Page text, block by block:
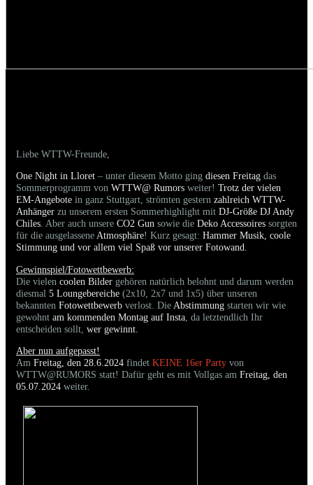
Liebe WTTW-Freunde,
One Night in Lloret – unter diesem Motto ging diesen Freitag das
Sommerprogramm von WTTW@ Rumors weiter! Trotz der vielen
EM-Angebote in ganz Stuttgart, strömten gestern zahlreich WTTW-
Anhänger zu unserem ersten Sommerhighlight mit DJ-Größe DJ Andy
Chiles. Aber auch unsere CO2 Gun sowie die Deko Accessoires sorgten
für die ausgelasseneAtmosphäre! Kurz gesagt: Hammer Musik, coole
Stimmung und vor allem viel Spaß vor unserer Fotowand.
Gewinnspiel/Fotowettbewerb:
Die vielen coolen Bilder gehören natürlich belohnt und darum werden
diesmal 5 Loungebereiche (2x10, 2x7 und 1x5) über unseren
bekannten Fotowettbewerb verlost. Die Abstimmung starten wir wie
gewohnt am kommenden Montag auf Insta , da letztendlich Ihr
entscheiden sollt, wer gewinnt.
Aber nun aufgepasst!
Am Freitag, den 28.6.2024 findet KEINE 16er Party von
WTTW@RUMORS statt! Dafür geht es mit Vollgas am Freitag, den
05.07.2024 weiter.